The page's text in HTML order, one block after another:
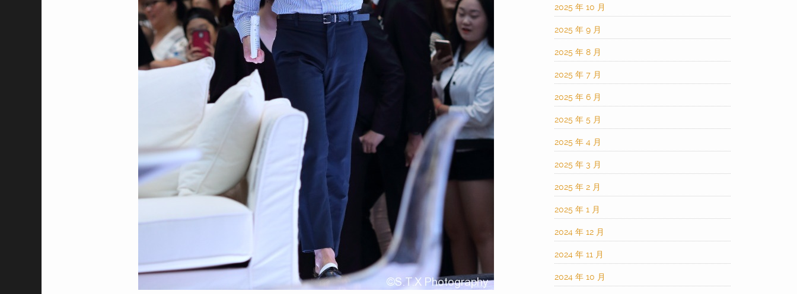
2025 年 10 月
2025 年 9 月
2025 年 8 月
2025 年 7 月
2025 年 6 月
2025 年 5 月
2025 年 4 月
2025 年 3 月
2025 年 2 月
2025 年 1 月
2024 年 12 月
2024 年 11 月
2024 年 10 月